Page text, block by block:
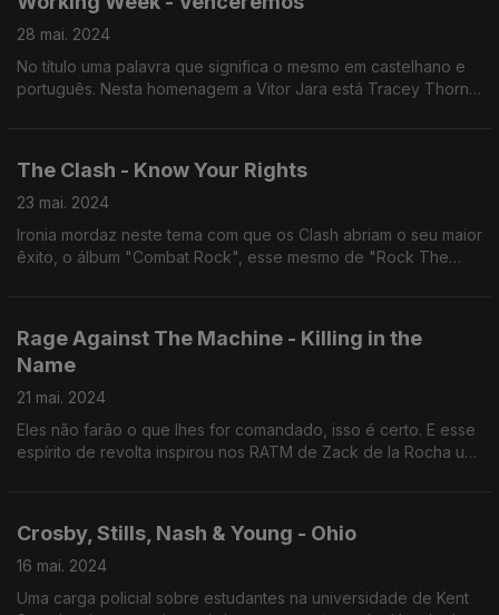
28 mai. 2024
No título uma palavra que significa o mesmo em castelhano e
português. Nesta homenagem a Vitor Jara está Tracey Thorn
The Clash - Know Your Rights
23 mai. 2024
Ironia mordaz neste tema com que os Clash abriam o seu maior
êxito, o álbum "Combat Rock", esse mesmo de "Rock The
Rage Against The Machine - Killing in the
Name
21 mai. 2024
Eles não farão o que lhes for comandado, isso é certo. E esse
espírito de revolta inspirou nos RATM de Zack de la Rocha um
Crosby, Stills, Nash & Young - Ohio
16 mai. 2024
Uma carga policial sobre estudantes na universidade de Kent